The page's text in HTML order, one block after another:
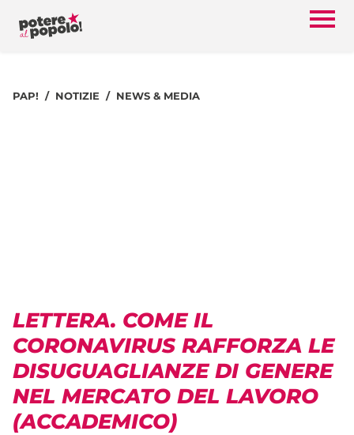
PAP! NOTIZIE NEWS & MEDIA
LETTERA. COME IL
CORONAVIRUS RAFFORZA LE
DISUGUAGLIANZE DI GENERE
NEL MERCATO DEL LAVORO
(ACCADEMICO)